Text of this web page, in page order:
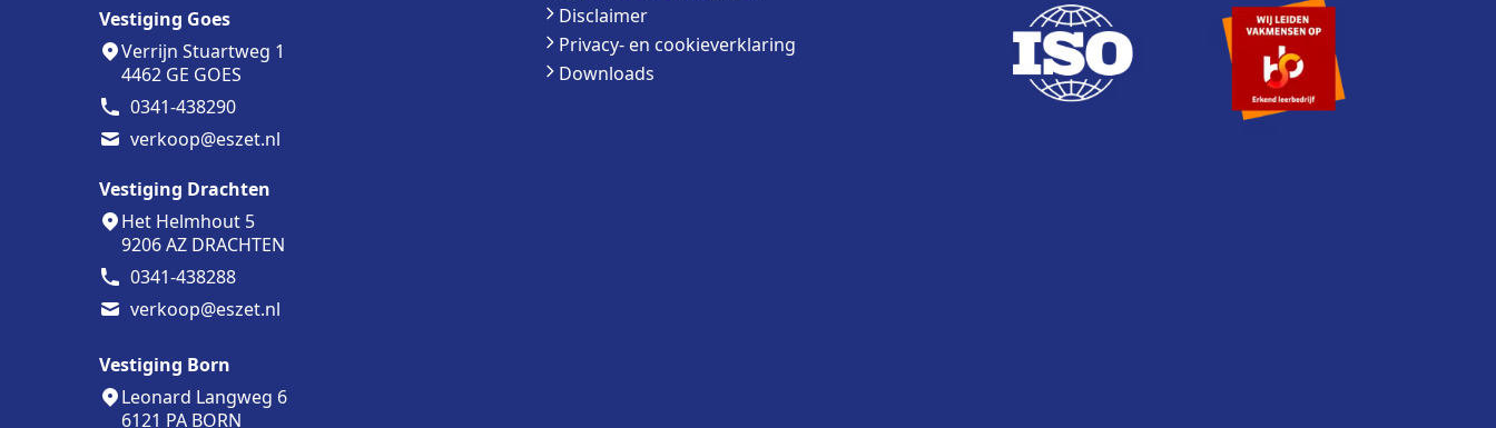
Vestiging Goes
Verrijn Stuartweg 1
4462 GE GOES
0341-438290
verkoop@eszet.nl
Vestiging Drachten
Het Helmhout 5
9206 AZ DRACHTEN
0341-438288
verkoop@eszet.nl
Vestiging Born
Leonard Langweg 6
6121 PA BORN
Disclaimer
Privacy- en cookieverklaring
Downloads